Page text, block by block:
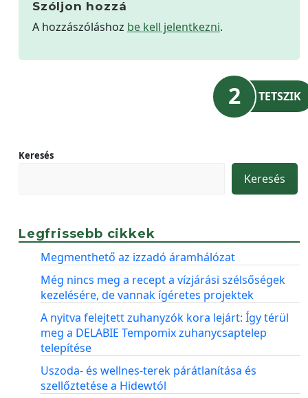
Szóljon hozzá
A hozzászóláshoz be kell jelentkezni.
2 TETSZIK
Keresés
Keresés
Legfrissebb cikkek
Megmenthető az izzadó áramhálózat
Még nincs meg a recept a vízjárási szélsőségek
kezelésére, de vannak ígéretes projektek
A nyitva felejtett zuhanyzók kora lejárt: Így térül
meg a DELABIE Tempomix zuhanycsaptelep
telepítése
Uszoda- és wellnes-terek párátlanítása és
szellőztetése a Hidewtól